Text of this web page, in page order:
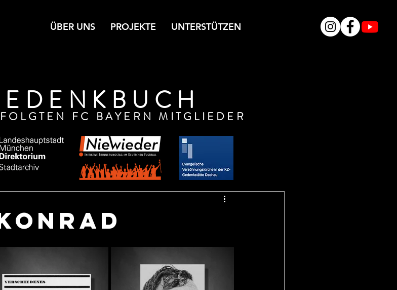
ÜBER UNS PROJEKTE UNTERSTÜTZEN
FC BAYERN MITGLIEDER